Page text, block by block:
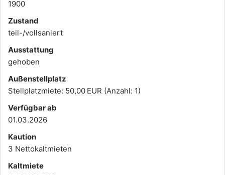
1900
Zustand
teil-/vollsaniert
Ausstattung
gehoben
Außen­stellplatz
Stellplatzmiete: 50,00 EUR (Anzahl: 1)
Verfügbar ab
01.03.2026
Kaution
3 Nettokaltmieten
Kaltmiete